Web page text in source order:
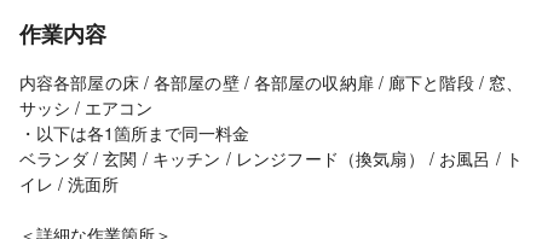
作業内容
内容各部屋の床 / 各部屋の壁 / 各部屋の収納扉 / 廊下と階段 / 窓、
サッシ / エアコン
・以下は各1箇所まで同一料金
ベランダ / 玄関 / キッチン / レンジフード（換気扇） / お風呂 / ト
イレ / 洗面所
＜詳細な作業箇所＞